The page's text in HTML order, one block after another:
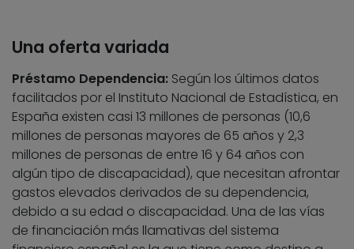
Una oferta variada
Préstamo Dependencia: Según los últimos datos
facilitados por el Instituto Nacional de Estadística, en
España existen casi 13 millones de personas (10,6
millones de personas mayores de 65 años y 2,3
millones de personas de entre 16 y 64 años con
algún tipo de discapacidad), que necesitan afrontar
gastos elevados derivados de su dependencia,
debido a su edad o discapacidad. Una de las vías
de financiación más llamativas del sistema